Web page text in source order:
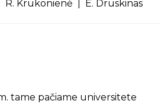
R. Krukonienė | E. Druskinas
tame pačiame universitete